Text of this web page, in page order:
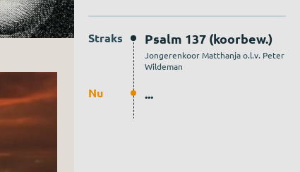
Straks Psalm 137 (koorbew.)
Jongerenkoor Matthanja o.l.v. Peter
Wildeman
Nu ...